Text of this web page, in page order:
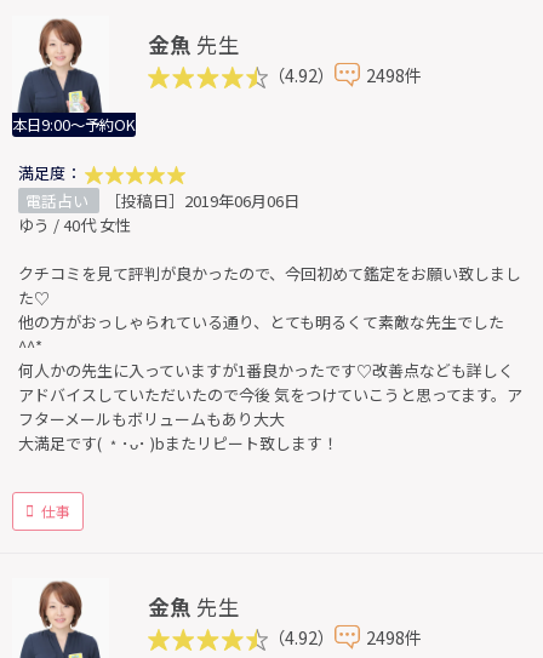
本日9:00～予約OK
金魚 先生
（4.92） 2498件
満足度：
電話占い
［投稿日］2019年06月06日
ゆう / 40代 女性
クチコミを見て評判が良かったので、今回初めて鑑定をお願い致しまし
た♡
他の方がおっしゃられている通り、とても明るくて素敵な先生でした
^^*
何人かの先生に入っていますが1番良かったです♡改善点なども詳しく
アドバイスしていただいたので今後 気をつけていこうと思ってます。ア
フターメールもボリュームもあり大大
大満足です( ﹡･ᴗ･ )bまたリピート致します！
仕事
金魚 先生
（4.92） 2498件